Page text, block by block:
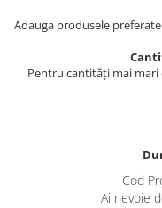
Adauga produsele
Pentru cantități mai mari
Cod
Ai nevoie